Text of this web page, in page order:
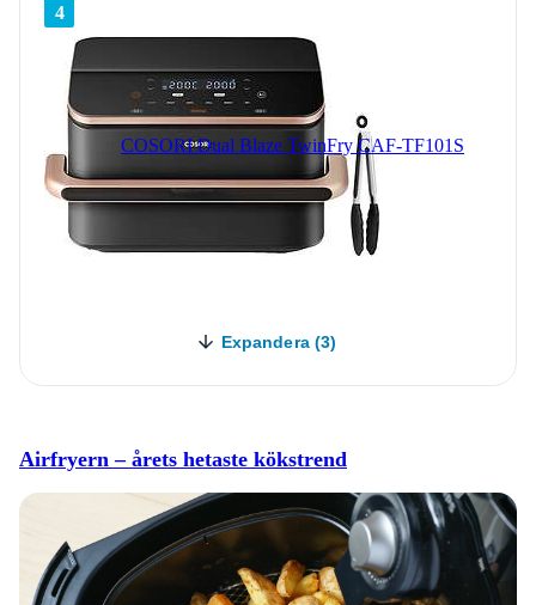
4
COSORI Dual Blaze TwinFry CAF-TF101S
Expandera (3)
Airfryern – årets hetaste kökstrend